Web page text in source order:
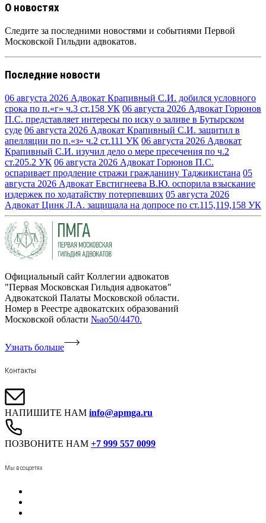
О новостях
Следите за последними новостями и событиями Первой
Московской Гильдии адвокатов.
Последние новости
06 августа 2026 Адвокат Крапивный С.И. добился условного
срока по п.«г» ч.3 ст.158 УК 06 августа 2026 Адвокат Горюнов
П.С. представляет интересы по иску о заливе в Бутырском
суде 06 августа 2026 Адвокат Крапивный С.И. защитил в
апелляции по п.«з» ч.2 ст.111 УК 06 августа 2026 Адвокат
Крапивный С.И. изучил дело о мере пресечения по ч.2
ст.205.2 УК 06 августа 2026 Адвокат Горюнов П.С.
оспаривает продление стражи гражданину Таджикистана 05
августа 2026 Адвокат Евстигнеева В.Ю. оспорила взыскание
издержек по ходатайству потерпевших 05 августа 2026
Адвокат Цинк Л.А. защищала на допросе по ст.115,119,158 УК
Официальный сайт Коллегии адвокатов
"Первая Московская Гильдия адвокатов"
Адвокатской Палаты Московской области.
Номер в Реестре адвокатских образований
Московской области №ао50/4470.
Узнать больше
Контакты
НАПИШИТЕ НАМ info@apmga.ru
ПОЗВОНИТЕ НАМ +7 999 557 0099
Мы в соцсетях